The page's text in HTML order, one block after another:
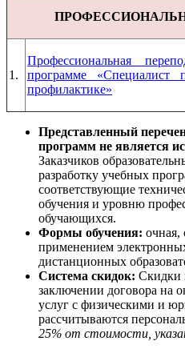
1.
Профессиональная
программе «Специалист
профилактике»
Представленный
программ не является
Заказчиков
разработку учебных
соответствующие
обучения и уровню
обучающихся.
Формы обучения: очная,
применением
дистанционных
Система скидок: Скидки
заключении договора на
услуг с физическими и
рассчитываются
25% от стоимости,